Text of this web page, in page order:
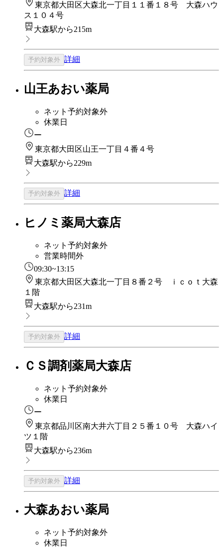
東京都大田区大森北一丁目１１番１８号 大森ハウ
ス１０４号
大森駅から215m
予約対象外 詳細
山王あおい薬局
ネット予約対象外
休業日
ー
東京都大田区山王一丁目４番４号
大森駅から229m
予約対象外 詳細
ヒノミ薬局大森店
ネット予約対象外
営業時間外
09:30~13:15
東京都大田区大森北一丁目８番２号 ｉｃｏｔ大森
１階
大森駅から231m
予約対象外 詳細
ＣＳ調剤薬局大森店
ネット予約対象外
休業日
ー
東京都品川区南大井六丁目２５番１０号 大森ハイ
ツ１階
大森駅から236m
予約対象外 詳細
大森あおい薬局
ネット予約対象外
休業日